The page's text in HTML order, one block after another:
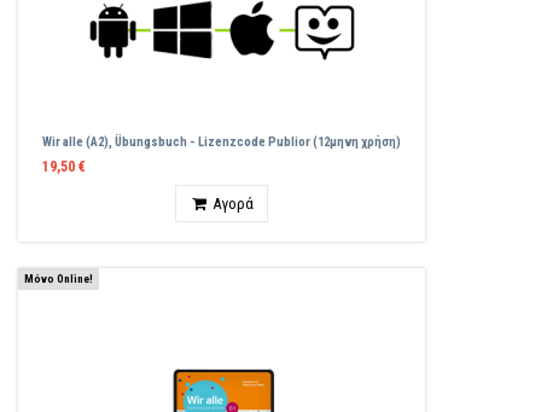
Wir alle (A2), Übungsbuch - Lizenzcode Publior (12μηνη χρήση)
19,50 €
Αγορά
Μόνο Online!